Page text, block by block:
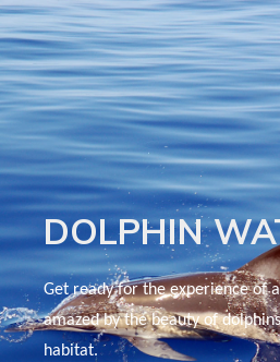
DOLPHIN
Get ready for the experience of
amazed by the beauty of
habitat.